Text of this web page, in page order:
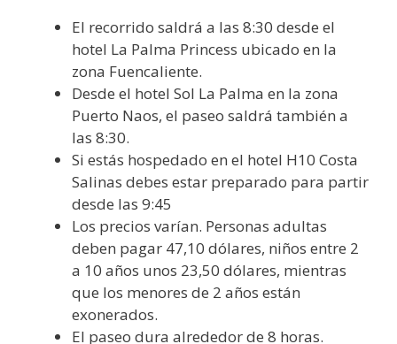
El recorrido saldrá a las 8:30 desde el
hotel La Palma Princess ubicado en la
zona Fuencaliente.
Desde el hotel Sol La Palma en la zona
Puerto Naos, el paseo saldrá también a
las 8:30.
Si estás hospedado en el hotel H10 Costa
Salinas debes estar preparado para partir
desde las 9:45
Los precios varían. Personas adultas
deben pagar 47,10 dólares, niños entre 2
a 10 años unos 23,50 dólares, mientras
que los menores de 2 años están
exonerados.
El paseo dura alrededor de 8 horas.